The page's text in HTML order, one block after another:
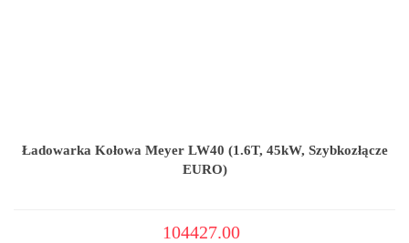
Ładowarka Kołowa Meyer LW40 (1.6T, 45kW, Szybkozłącze
EURO)
104427.00